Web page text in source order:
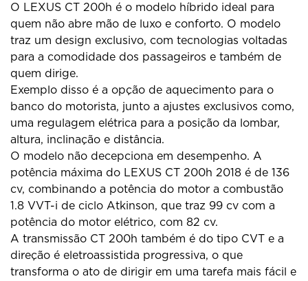
O LEXUS CT 200h é o modelo híbrido ideal para
quem não abre mão de luxo e conforto. O modelo
traz um design exclusivo, com tecnologias voltadas
para a comodidade dos passageiros e também de
quem dirige.
Exemplo disso é a opção de aquecimento para o
banco do motorista, junto a ajustes exclusivos como,
uma regulagem elétrica para a posição da lombar,
altura, inclinação e distância.
O modelo não decepciona em desempenho. A
potência máxima do LEXUS CT 200h 2018 é de 136
cv, combinando a potência do motor a combustão
1.8 VVT-i de ciclo Atkinson, que traz 99 cv com a
potência do motor elétrico, com 82 cv.
A transmissão CT 200h também é do tipo CVT e a
direção é eletroassistida progressiva, o que
transforma o ato de dirigir em uma tarefa mais fácil e